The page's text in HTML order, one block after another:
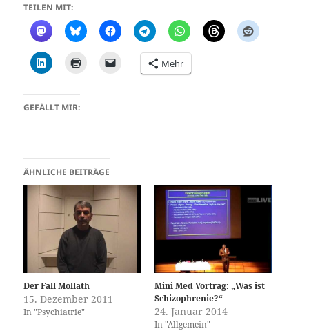
TEILEN MIT:
Mehr
GEFÄLLT MIR:
ÄHNLICHE BEITRÄGE
Der Fall Mollath
15. Dezember 2011
In "Psychiatrie"
Mini Med Vortrag: „Was ist
Schizophrenie?“
24. Januar 2014
In "Allgemein"